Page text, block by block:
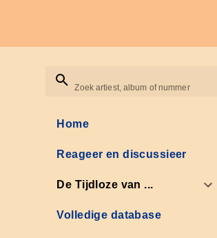
Zoek artiest, album of nummer
Home
Reageer en discussieer
De Tijdloze van ...
Volledige database